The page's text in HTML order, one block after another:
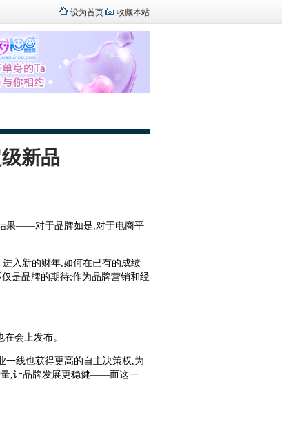
设为首页 收藏本站
新品
果——对于品牌如是,对于电商平
入新的财年,如何在已有的成绩
是品牌的期待;作为品牌营销和经
会上发布。
一线也获得更高的自主决策权,为
量,让品牌发展更稳健——而这一